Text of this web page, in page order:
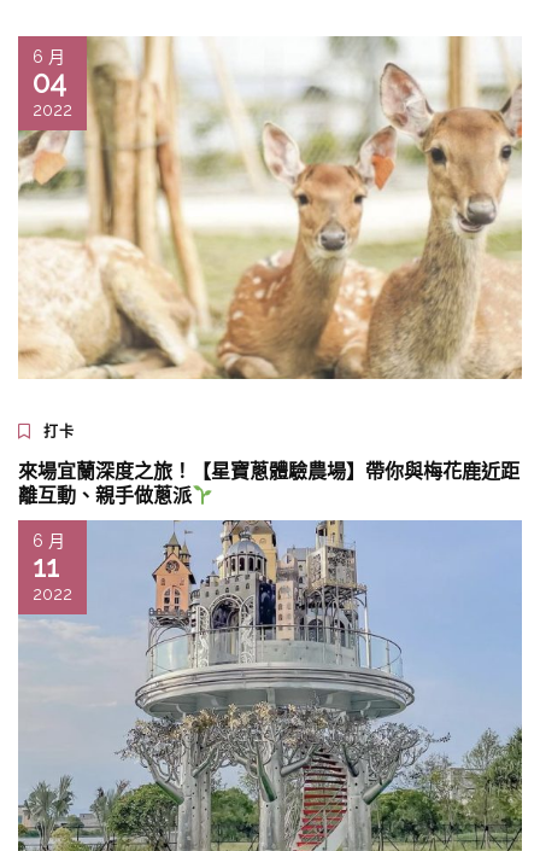
6 月
04
2022
打卡
來場宜蘭深度之旅！【星寶蔥體驗農場】帶你與梅花鹿近距
離互動、親手做蔥派
6 月
11
2022